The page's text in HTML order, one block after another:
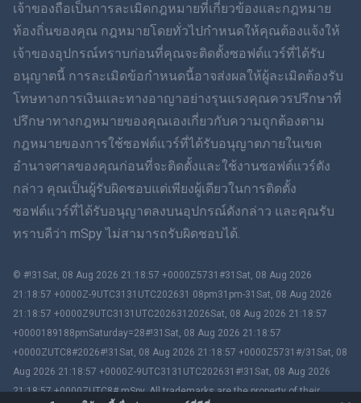
Dansk
ฮินดี
ภาษาฮีบรู
โรมาเนีย
กรีก
สโลวาเกีย
เจ้าของถือเป็นการละเมิดกฎหมายที่เกี่ยวข้องและกฎหมาย
ท้องถิ่นของคุณ กฎหมายโดยทั่วไปกำหนดให้คุณต้องแจ้งให้
เจ้าของอุปกรณ์ทราบก่อนที่คุณจะติดตั้งซอฟต์แวร์ที่ได้รับ
อนุญาตนี้ การละเมิดข้อกำหนดนี้อาจส่งผลให้ผู้ละเมิดต้องรับ
โทษทางการเงินและทางอาญาอย่างรุนแรงคุณควรปรึกษาที่
ปรึกษาทางกฎหมายของคุณเองเกี่ยวกับความถูกต้องตาม
กฎหมายของการใช้ซอฟต์แวร์ที่ได้รับอนุญาตภายในเขต
อำนาจศาลของคุณก่อนที่จะติดตั้งและใช้งานซอฟต์แวร์ดัง
กล่าว คุณเป็นผู้รับผิดชอบแต่เพียงผู้เดียวในการติดตั้ง
ซอฟต์แวร์ที่ได้รับอนุญาตลงบนอุปกรณ์ดังกล่าว และคุณรับ
ทราบดีว่า mSpy ไม่สามารถรับผิดชอบได้.
© #!31Sat, 08 Aug 2026 21:18:57 +0000Z5731#31Sat, 08 Aug 2026
21:18:57 +0000Z-9UTC3131UTC202631 08pm31pm-31Sat, 08 Aug 2026
21:18:57 +0000Z9UTC3131UTC2026312026Sat, 08 Aug 2026 21:18:57
+0000189188pmSaturday=28#!31Sat, 08 Aug 2026 21:18:57
+0000ZUTC8#2026#!31Sat, 08 Aug 2026 21:18:57 +0000Z5731#/31Sat, 08
Aug 2026 21:18:57 +0000Z-9UTC3131UTC202631#!31Sat, 08 Aug 2026
21:18:57 +0000ZUTC8# mSpy. All trademarks are the property of their